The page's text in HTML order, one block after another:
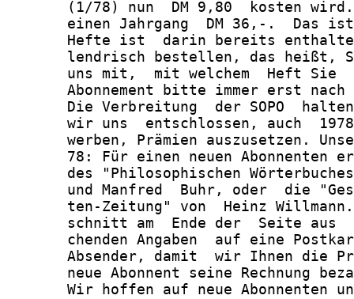
(1/78) nun  DM 9,80  kosten
einen Jahrgang  DM 36,-.  Das
Hefte ist  darin bereits
lendrisch bestellen, das heißt,
uns mit,  mit welchem  Heft Sie
Abonnement bitte immer erst nach
Die Verbreitung  der SOPO
wir uns  entschlossen, auch
werben, Prämien auszusetzen.
78: Für einen neuen Abonnenten
des "Philosophischen
und Manfred  Buhr, oder  die
ten-Zeitung" von  Heinz
schnitt am  Ende der  Seite aus
chenden Angaben  auf eine
Absender, damit  wir Ihnen die
neue Abonnent seine Rechnung
Wir hoffen auf neue Abonnenten